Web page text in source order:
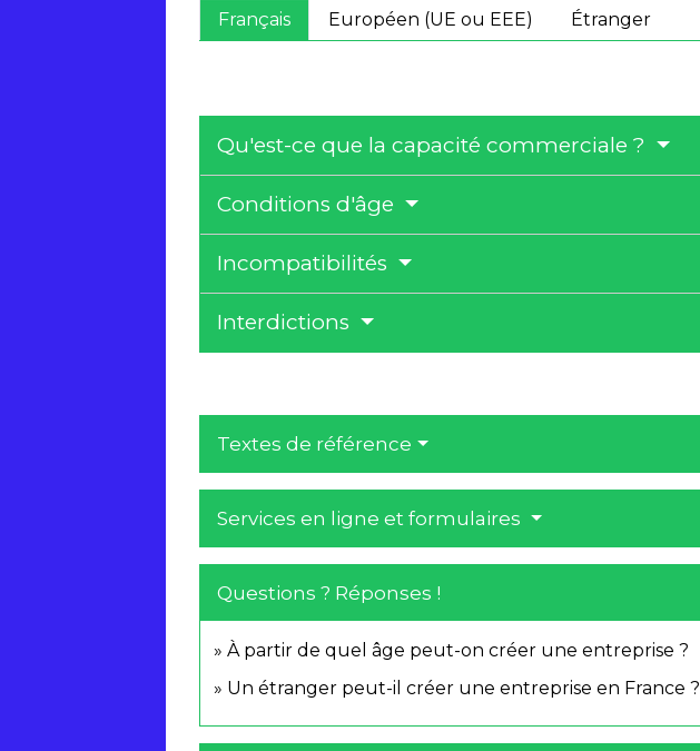
Français Européen (UE ou EEE) Étranger
Qu'est-ce que la capacité commerciale ?
Conditions d'âge
Incompatibilités
Interdictions
Textes de référence
Services en ligne et formulaires
Questions ? Réponses !
À partir de quel âge peut-on créer une entreprise ?
Un étranger peut-il créer une entreprise en France ?